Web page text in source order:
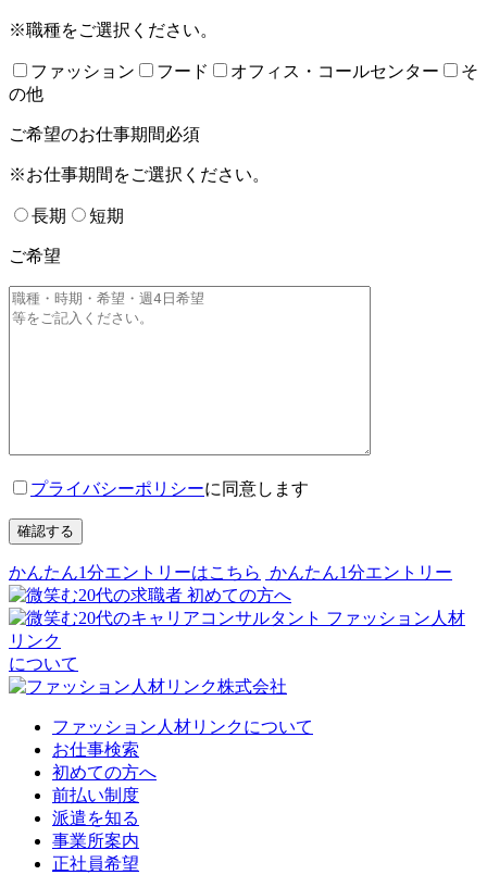
※職種をご選択ください。
ファッション フード オフィス・コールセンター
そ
の他
ご希望のお仕事期間必須
※お仕事期間をご選択ください。
長期 短期
ご希望
プライバシーポリシーに同意します
確認する
かんたん1分エントリーはこちら かんたん1分エントリー
初めての方へ
ファッション人材
リンク
について
ファッション人材リンクについて
お仕事検索
初めての方へ
前払い制度
派遣を知る
事業所案内
正社員希望